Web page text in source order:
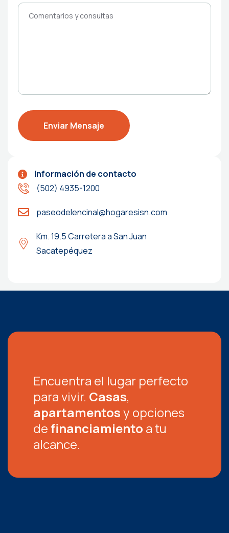
Información de contacto
(502) 4935-1200
paseodelencinal@hogaresisn.com
Km. 19.5 Carretera a San Juan
Sacatepéquez
Encuentra el lugar perfecto
para vivir. Casas,
apartamentosy opciones
definanciamiento a tu
alcance.